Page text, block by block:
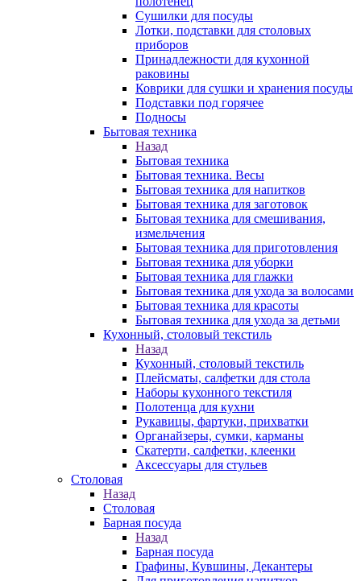
Сушилки для посуды
Лотки, подставки для столовых
приборов
Принадлежности для кухонной
раковины
Коврики для сушки и хранения посуды
Подставки под горячее
Подносы
Бытовая техника
Назад
Бытовая техника
Бытовая техника. Весы
Бытовая техника для напитков
Бытовая техника для заготовок
Бытовая техника для смешивания,
измельчения
Бытовая техника для приготовления
Бытовая техника для уборки
Бытовая техника для глажки
Бытовая техника для ухода за волосами
Бытовая техника для красоты
Бытовая техника для ухода за детьми
Кухонный, столовый текстиль
Назад
Кухонный, столовый текстиль
Плейсматы, салфетки для стола
Наборы кухонного текстиля
Полотенца для кухни
Рукавицы, фартуки, прихватки
Органайзеры, сумки, карманы
Скатерти, салфетки, клеенки
Аксессуары для стульев
Столовая
Назад
Столовая
Барная посуда
Назад
Барная посуда
Графины, Кувшины, Декантеры